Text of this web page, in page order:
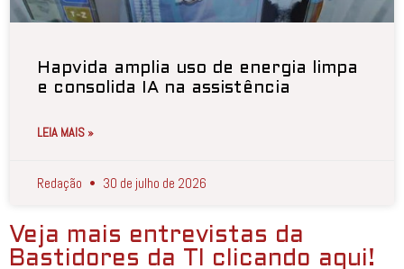
Hapvida amplia uso de energia limpa
e consolida IA na assistência
LEIA MAIS »
Redação 30 de julho de 2026
Veja mais entrevistas da
Bastidores da TI clicando aqui!